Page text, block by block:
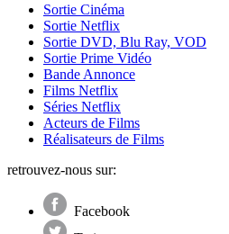
Sortie Cinéma
Sortie Netflix
Sortie DVD, Blu Ray, VOD
Sortie Prime Vidéo
Bande Annonce
Films Netflix
Séries Netflix
Acteurs de Films
Réalisateurs de Films
retrouvez-nous sur:
Facebook